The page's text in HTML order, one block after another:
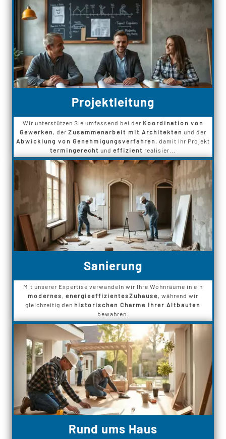
Projektleitung
Wir unterstützen Sie umfassend bei der Koordination von
Gewerken , der Zusammenarbeit mit Architekten und der
Abwicklung von Genehmigungsverfahren , damit Ihr Projekt
termingerecht undeffizient realisier...
Sanierung
Mit unserer Expertise verwandeln wir Ihre Wohnräume in ein
modernes , energieeffizientesZuhause , während wir
gleichzeitig den historischen Charme Ihrer Altbauten
bewahren.
Rund ums Haus